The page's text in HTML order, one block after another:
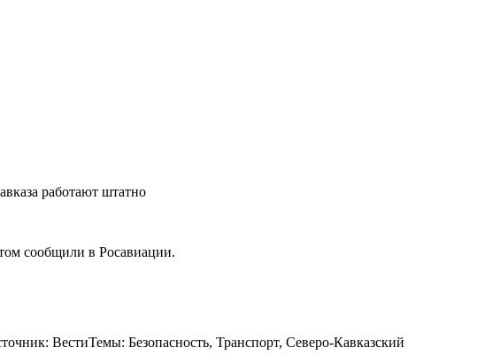
работают штатно
сообщили в Росавиации.
ВестиТемы: Безопасность, Транспорт, Северо-Кавказский